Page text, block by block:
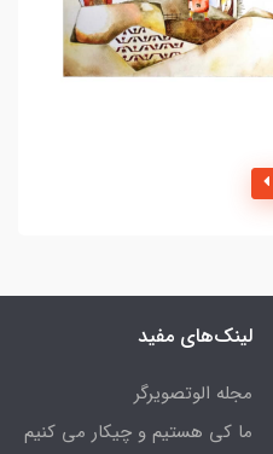
لینک‌های مفید
مجله الوتصویرگر
ما کی هستیم و چیکار می کنیم